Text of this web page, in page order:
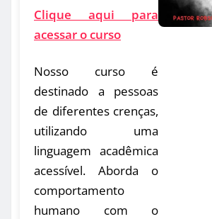
Clique aqui para
acessar o curso
Nosso curso é
destinado a pessoas
de diferentes crenças,
utilizando uma
linguagem acadêmica
acessível. Aborda o
comportamento
humano com o